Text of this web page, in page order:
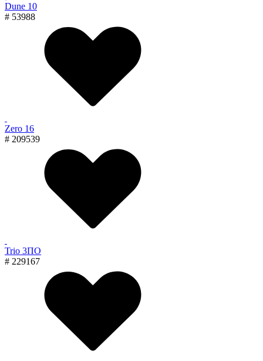
Dune 10
# 53988
Zero 16
# 209539
Trio 3ПО
# 229167